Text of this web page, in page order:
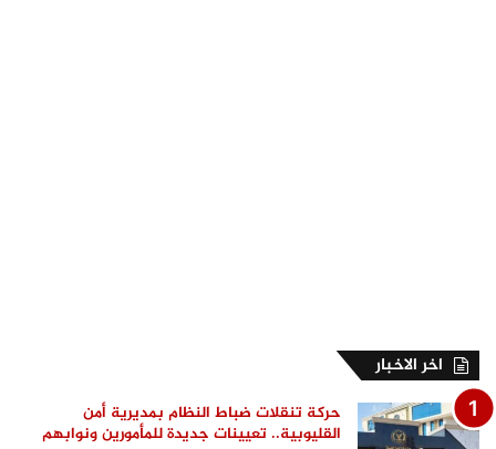
اخر الاخبار
حركة تنقلات ضباط النظام بمديرية أمن
القليوبية.. تعيينات جديدة للمأمورين ونوابهم